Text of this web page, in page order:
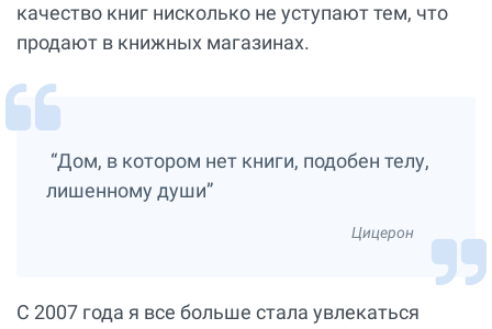
качество книг нисколько не уступают тем, что
продают в книжных магазинах.
“Дом, в котором нет книги, подобен телу,
лишенному души”
Цицерон
С 2007 года я все больше стала увлекаться